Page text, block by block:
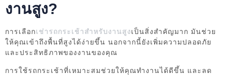
งานสูง?
การเลือกเช่ารถกระเช้าสำหรับงานสูงเป็นสิ่งสำคัญมาก มันช่วย
ให้คุณเข้าถึงพื้นที่สูงได้ง่ายขึ้น นอกจากนี้ยังเพิ่มความปลอดภัย
และประสิทธิภาพของงานของคุณ
การใช้รถกระเช้าที่เหมาะสมช่วยให้คุณทำงานได้ดีขึ้น และลด